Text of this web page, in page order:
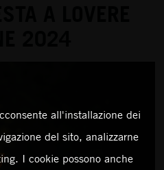
A LOVERE
2024
all'installazione dei
del sito, analizzarne
I cookie possono anche